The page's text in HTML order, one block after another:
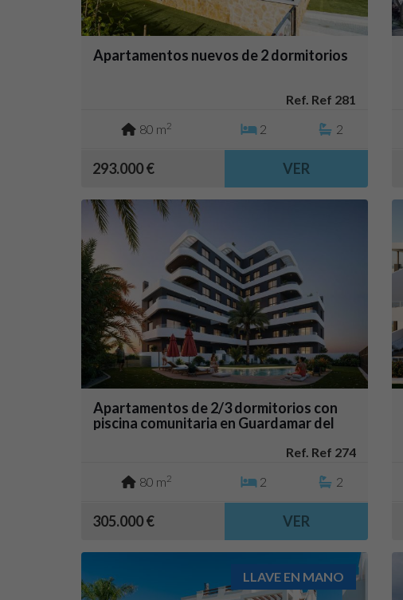
Apartamentos nuevos de 2 dormitorios
Ref. Ref 281
80 m2 2 2
293.000 € VER
Apartamentos de 2/3 dormitorios con
piscina comunitaria en Guardamar del
Ref. Ref 274
80 m2 2 2
305.000 € VER
LLAVE EN MANO